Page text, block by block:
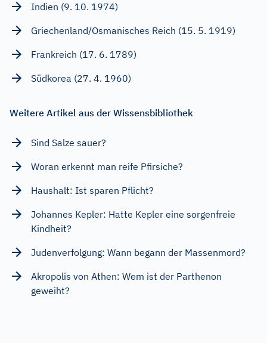
Indien (9. 10. 1974)
Griechenland/Osmanisches Reich (15. 5. 1919)
Frankreich (17. 6. 1789)
Südkorea (27. 4. 1960)
Weitere Artikel aus der Wissensbibliothek
Sind Salze sauer?
Woran erkennt man reife Pfirsiche?
Haushalt: Ist sparen Pflicht?
Johannes Kepler: Hatte Kepler eine sorgenfreie
Kindheit?
Judenverfolgung: Wann begann der Massenmord?
Akropolis von Athen: Wem ist der Parthenon
geweiht?